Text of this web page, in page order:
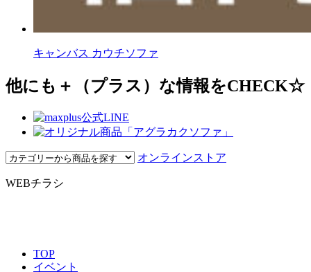
キャンバス カウチソファ
他にも＋（プラス）な情報をCHECK☆
オンラインストア
WEBチラシ
TOP
イベント